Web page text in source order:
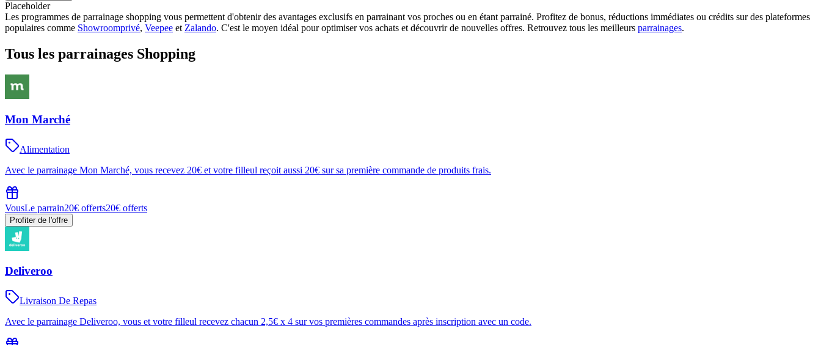
Placeholder
Les programmes de parrainage shopping vous permettent d'obtenir des avantages exclusifs en parrainant vos proches ou en étant parrainé. Profitez de bonus, réductions immédiates ou crédits sur des plateformes
populaires comme Showroomprivé, Veepee et Zalando. C'est le moyen idéal pour optimiser vos achats et découvrir de nouvelles offres. Retrouvez tous les meilleurs parrainages.
Tous les parrainages Shopping
Mon Marché
Alimentation
Avec le parrainage Mon Marché, vous recevez 20€ et votre filleul reçoit aussi 20€ sur sa première commande de produits frais.
VousLe parrain20€ offerts20€ offerts
Profiter de l'offre
Deliveroo
Livraison De Repas
Avec le parrainage Deliveroo, vous et votre filleul recevez chacun 2,5€ x 4 sur vos premières commandes après inscription avec un code.